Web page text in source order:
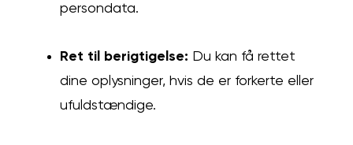
persondata.
Ret til berigtigelse: Du kan få rettet
dine oplysninger, hvis de er forkerte eller
ufuldstændige.